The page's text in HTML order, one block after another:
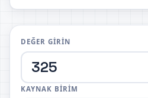
DEĞER GIRIN
KAYNAK BIRIM